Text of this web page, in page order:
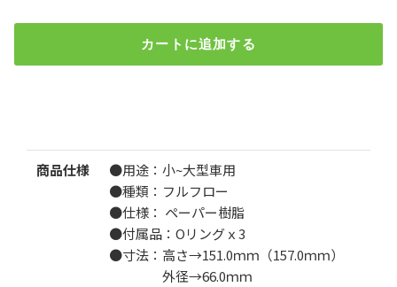
カートに追加する
¥900 （税込）
10個set
検索
商品仕様 ●用途： 小~大型車用
●種類：フルフロー
●仕様： ペーパー樹脂
●付属品：Oリングｘ3
●寸法：高さ→151.0ｍｍ（157.0ｍｍ）
外径→66.0ｍｍ